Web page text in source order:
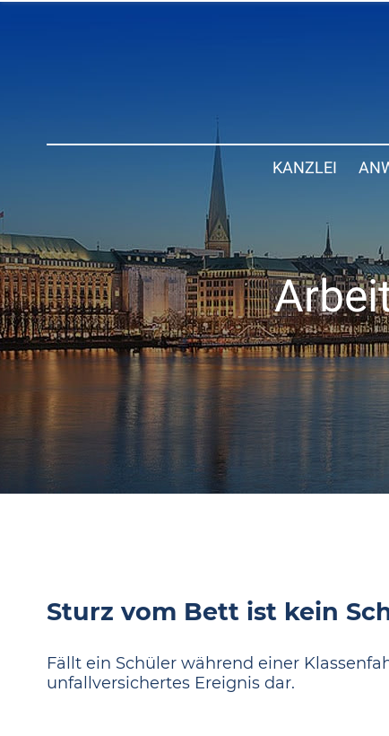
KANZLEI
Sturz vom Bett ist kein
Fällt ein Schüler während einer
unfallversichertes Ereignis dar.